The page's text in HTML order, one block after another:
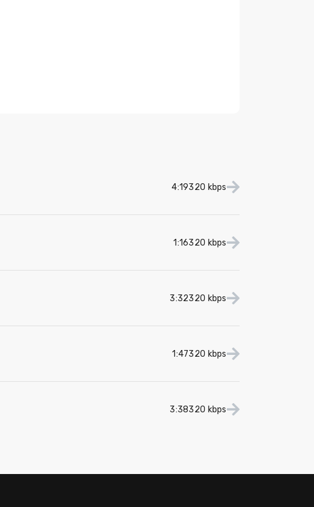
4:19320 kbps
1:16320 kbps
3:32320 kbps
1:47320 kbps
3:38320 kbps